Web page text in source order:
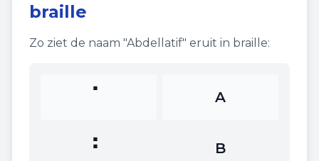
braille
Zo ziet de naam "Abdellatif" eruit in braille:
⠁ A
⠃ B